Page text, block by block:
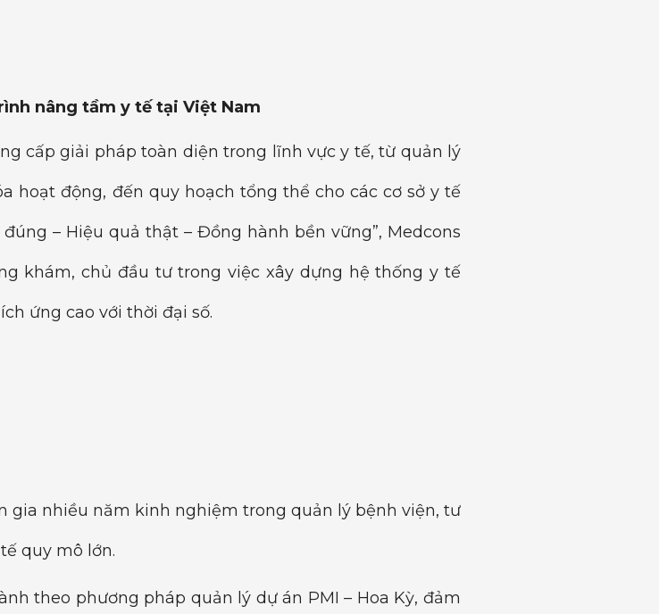
nâng tầm y tế tại Việt Nam
cấp giải pháp toàn diện trong lĩnh vực y tế, từ quản lý
hoạt động, đến quy hoạch tổng thể cho các cơ sở y tế
– Hiệu quả thật – Đồng hành bền vững”, Medcons
khám, chủ đầu tư trong việc xây dựng hệ thống y tế
ứng cao với thời đại số.
gia nhiều năm kinh nghiệm trong quản lý bệnh viện, tư
quy mô lớn.
theo phương pháp quản lý dự án PMI – Hoa Kỳ, đảm